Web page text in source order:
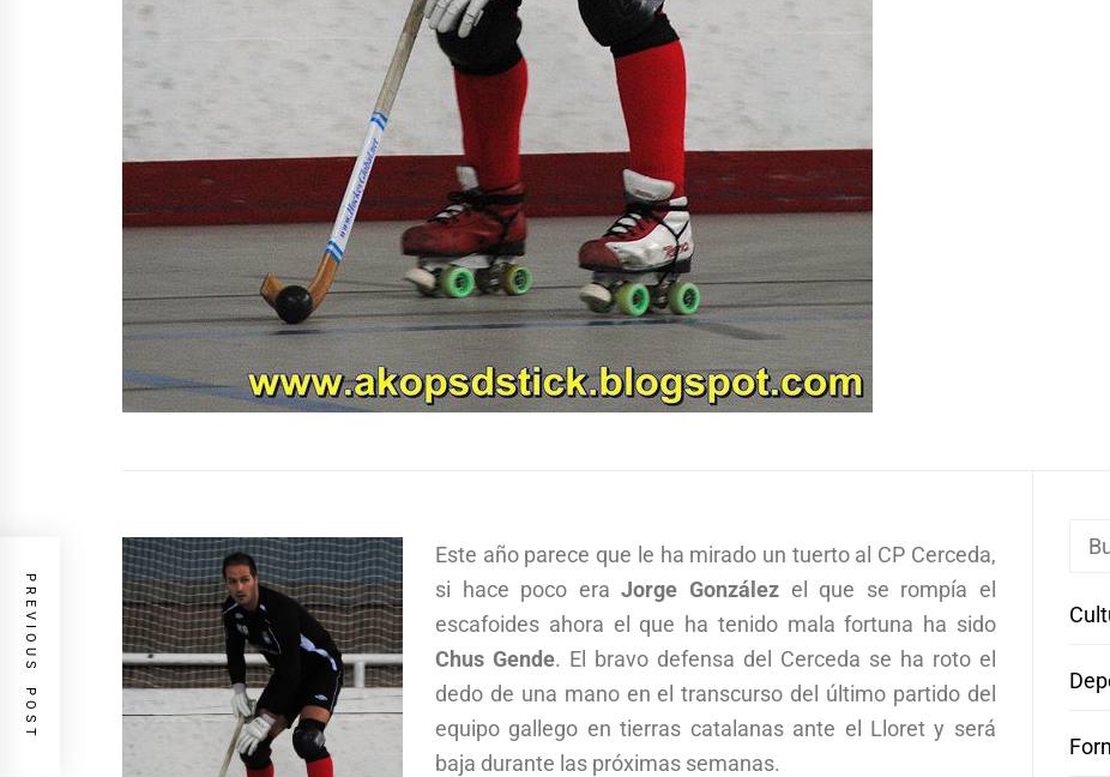
Este año parece que le ha mirado un tuerto al CP Cerceda,
si hace poco eraJorge Gonzálezel que se rompía el
escafoides ahora el que ha tenido mala fortuna ha sido
Chus Gende. El bravo defensa del Cerceda se ha roto el
dedo de una mano en el transcurso del último partido del
equipo gallego en tierras catalanas ante el Lloret y será
baja durante las próximas semanas.
PREVIOUS POST